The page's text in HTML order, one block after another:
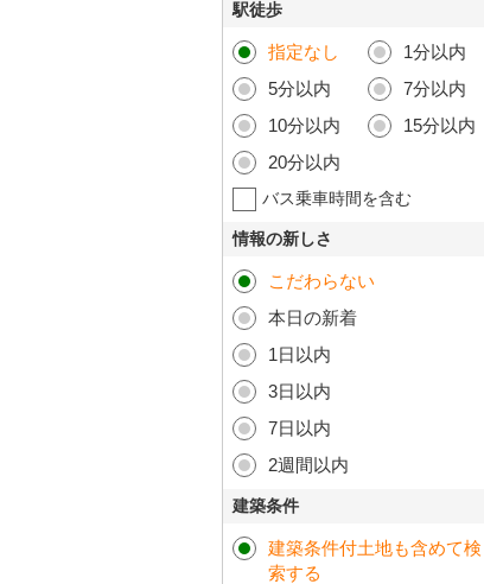
駅徒歩
指定なし
1分以内
5分以内
7分以内
10分以内
15分以内
20分以内
バス乗車時間を含む
情報の新しさ
こだわらない
本日の新着
1日以内
3日以内
7日以内
2週間以内
建築条件
建築条件付土地も含めて検
索する